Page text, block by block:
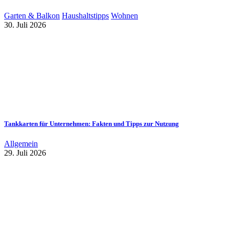
Garten & Balkon Haushaltstipps Wohnen
30. Juli 2026
Tankkarten für Unternehmen: Fakten und Tipps zur Nutzung
Allgemein
29. Juli 2026